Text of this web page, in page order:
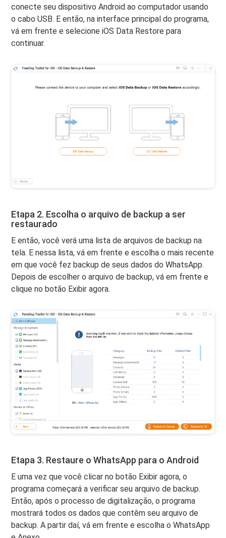
conecte seu dispositivo Android ao computador usando
o cabo USB. E então, na interface principal do programa,
vá em frente e selecione iOS Data Restore para
continuar.
Etapa 2. Escolha o arquivo de backup a ser
restaurado
E então, você verá uma lista de arquivos de backup na
tela. E nessa lista, vá em frente e escolha o mais recente
em que você fez backup de seus dados do WhatsApp.
Depois de escolher o arquivo de backup, vá em frente e
clique no botão Exibir agora.
Etapa 3. Restaure o WhatsApp para o Android
E uma vez que você clicar no botão Exibir agora, o
programa começará a verificar seu arquivo de backup.
Então, após o processo de digitalização, o programa
mostrará todos os dados que contêm seu arquivo de
backup. A partir daí, vá em frente e escolha o WhatsApp